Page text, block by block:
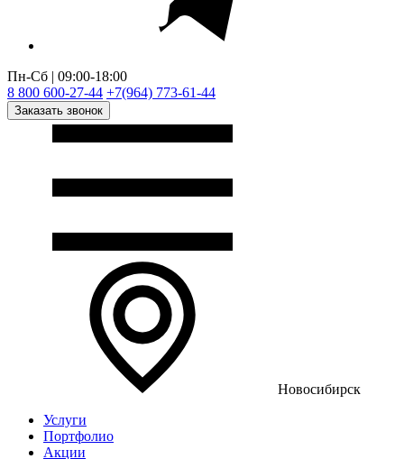
Пн-Сб | 09:00-18:00
8 800 600-27-44 +7(964) 773-61-44
Заказать звонок
Новосибирск
Услуги
Портфолио
Акции